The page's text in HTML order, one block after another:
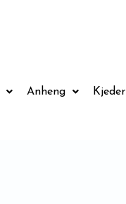
Anheng Kjeder